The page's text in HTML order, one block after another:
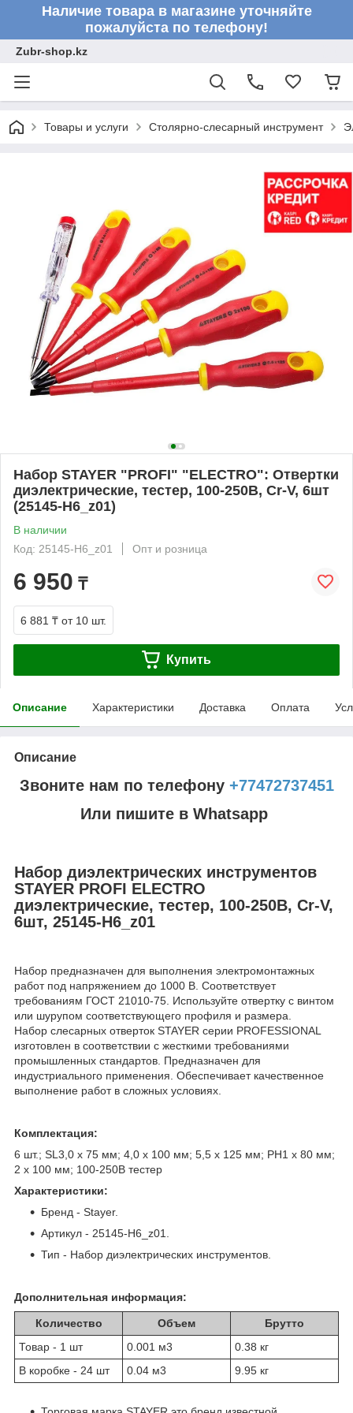
Наличие товара в магазине уточняйте
пожалуйста по телефону!
Zubr-shop.kz
Товары и услуги Столярно-слесарный инструмент
Набор STAYER "PROFI" "ELECTRO": Отвертки
диэлектрические, тестер, 100-250В, Cr-V, 6шт
(25145-H6_z01)
В наличии
Код: 25145-H6_z01
Опт и розница
6 950 ₸
6 881 ₸ от 10 шт.
Купить
Описание Характеристики Доставка Оплата
Описание
Звоните нам по телефону +77472737451
Или пишите в Whatsapp
Набор диэлектрических инструментов
STAYER PROFI ELECTRO
диэлектрические, тестер, 100-250В, Cr-V,
6шт, 25145-H6_z01
Набор предназначен для выполнения электромонтажных
работ под напряжением до 1000 В. Соответствует
требованиям ГОСТ 21010-75. Используйте отвертку с винтом
или шурупом соответствующего профиля и размера.
Набор слесарных отверток STAYER серии PROFESSIONAL
изготовлен в соответствии с жесткими требованиями
промышленных стандартов. Предназначен для
индустриального применения. Обеспечивает качественное
выполнение работ в сложных условиях.
Комплектация:
6 шт.; SL3,0 x 75 мм; 4,0 x 100 мм; 5,5 x 125 мм; PH1 x 80 мм;
2 x 100 мм; 100-250В тестер
Характеристики:
Бренд - Stayer.
Артикул - 25145-H6_z01.
Тип - Набор диэлектрических инструментов.
Дополнительная информация:
Количество Объем
Брутто
Товар - 1 шт
0.001 м3
0.38 кг
В коробке - 24 шт
0.04 м3 9.95 кг